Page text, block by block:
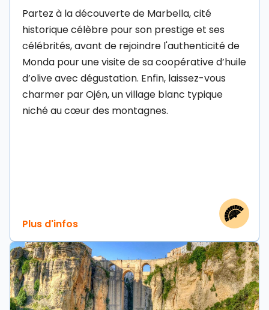
Partez à la découverte de Marbella, cité
historique célèbre pour son prestige et ses
célébrités, avant de rejoindre l'authenticité de
Monda pour une visite de sa coopérative d’huile
d’olive avec dégustation. Enfin, laissez-vous
charmer par Ojén, un village blanc typique
niché au cœur des montagnes.